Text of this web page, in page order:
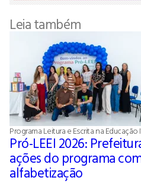
Leia também
Programa Leitura e Escrita na
Pró-LEEI 2026:
ações do programa
alfabetização